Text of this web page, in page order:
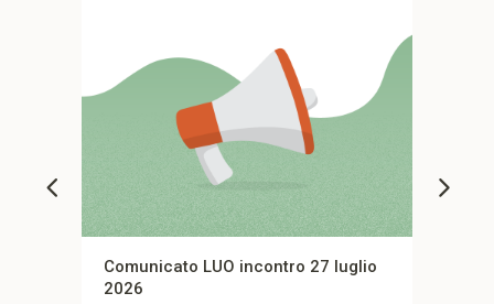
Comunicato LUO incontro 27 luglio
2026